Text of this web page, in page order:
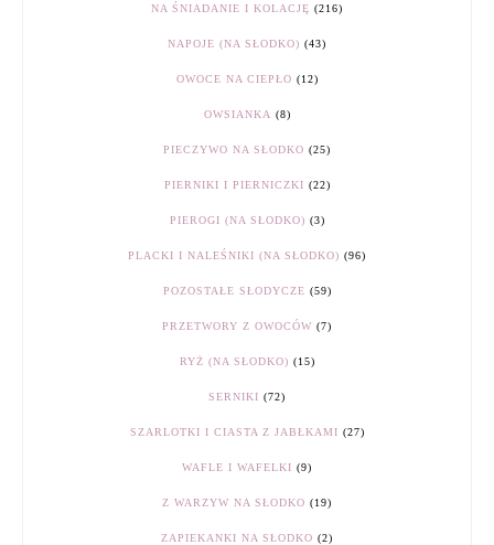
NA ŚNIADANIE I KOLACJĘ (216)
NAPOJE (NA SŁODKO) (43)
OWOCE NA CIEPŁO (12)
OWSIANKA (8)
PIECZYWO NA SŁODKO (25)
PIERNIKI I PIERNICZKI (22)
PIEROGI (NA SŁODKO) (3)
PLACKI I NALEŚNIKI (NA SŁODKO) (96)
POZOSTAŁE SŁODYCZE (59)
PRZETWORY Z OWOCÓW (7)
RYŻ (NA SŁODKO) (15)
SERNIKI (72)
SZARLOTKI I CIASTA Z JABŁKAMI (27)
WAFLE I WAFELKI (9)
Z WARZYW NA SŁODKO (19)
ZAPIEKANKI NA SŁODKO (2)